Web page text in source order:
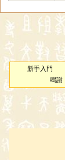
新手入門
鳴謝